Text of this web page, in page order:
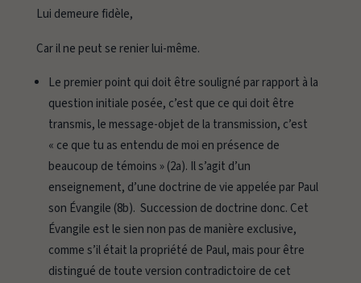
Lui demeure fidèle,
Car il ne peut se renier lui-même.
Le premier point qui doit être souligné par rapport à la
question initiale posée, c’est que ce qui doit être
transmis, le message-objet de la transmission, c’est
« ce que tu as entendu de moi en présence de
beaucoup de témoins » (2a). Il s’agit d’un
enseignement, d’une doctrine de vie appelée par Paul
son Évangile (8b). Succession de doctrine donc. Cet
Évangile est le sien non pas de manière exclusive,
comme s’il était la propriété de Paul, mais pour être
distingué de toute version contradictoire de cet